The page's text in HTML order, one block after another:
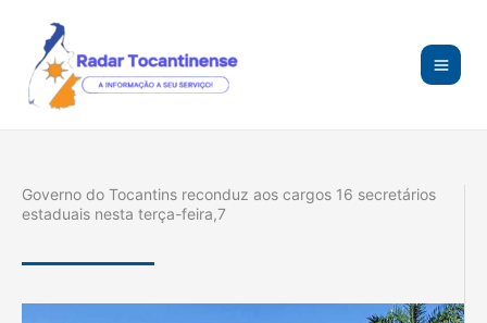
conteúdo
Governo do Tocantins reconduz aos cargos 16 secretários
estaduais nesta terça-feira,7